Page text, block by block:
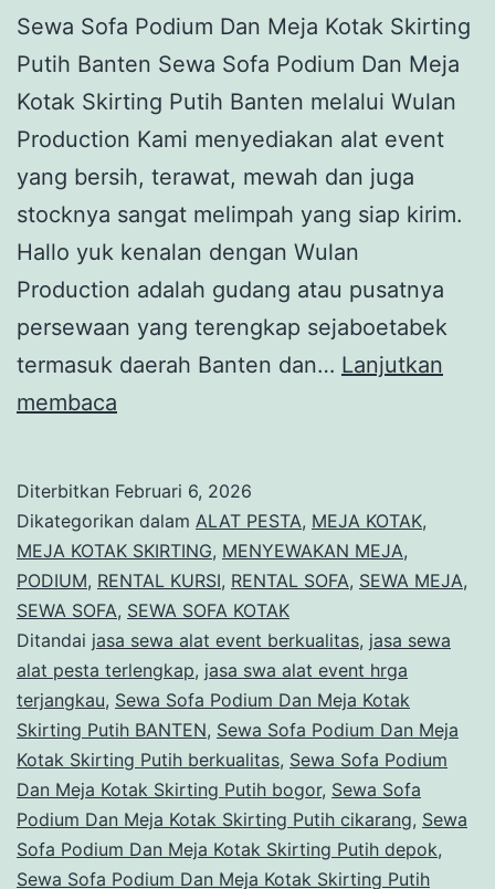
Sewa Sofa Podium Dan Meja Kotak Skirting
Putih Banten Sewa Sofa Podium Dan Meja
Kotak Skirting Putih Banten melalui Wulan
Production Kami menyediakan alat event
yang bersih, terawat, mewah dan juga
stocknya sangat melimpah yang siap kirim.
Hallo yuk kenalan dengan Wulan
Production adalah gudang atau pusatnya
persewaan yang terengkap sejaboetabek
termasuk daerah Banten dan… Lanjutkan
membaca
Dan
Meja
Kotak
Skirting
Putih
Banten
Diterbitkan Februari 6, 2026
Dikategorikan dalam ALAT PESTA, MEJA KOTAK,
MEJA KOTAK SKIRTING, MENYEWAKAN MEJA,
PODIUM, RENTAL KURSI, RENTAL SOFA, SEWA MEJA,
SEWA SOFA, SEWA SOFA KOTAK
Ditandai jasa sewa alat event berkualitas, jasa sewa
alat pesta terlengkap, jasa swa alat event hrga
terjangkau, Sewa Sofa Podium Dan Meja Kotak
Skirting Putih BANTEN, Sewa Sofa Podium Dan Meja
Kotak Skirting Putih berkualitas, Sewa Sofa Podium
Dan Meja Kotak Skirting Putih bogor, Sewa Sofa
Podium Dan Meja Kotak Skirting Putih cikarang, Sewa
Sofa Podium Dan Meja Kotak Skirting Putih depok,
Sewa Sofa Podium Dan Meja Kotak Skirting Putih